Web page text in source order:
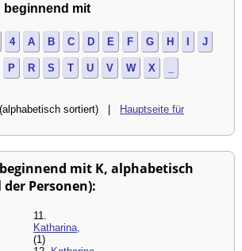
beginnend mit
4 A B C D E F G H I J
P R S T U V W X
(alphabetisch sortiert) |
Hauptseite für
mit K, alphabetisch
Personen):
11.
Katharina,
(1)